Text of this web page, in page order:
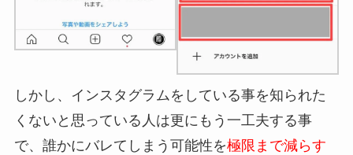
しかし、インスタグラムをしている事を知られた
くないと思っている人は更にもう一工夫する事
で、誰かにバレてしまう可能性を極限まで減らす